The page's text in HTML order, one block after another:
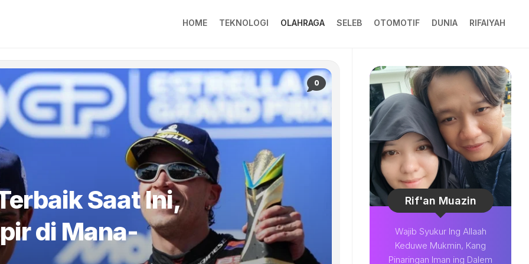
HOME TEKNOLOGI OLAHRAGA SELEB OTOMOTIF DUNIA RIFAIYAH
0
Saat Ini,
di Mana-
Rif'an Muazin
Wajib Syukur Ing Allaah
Keduwe Mukmin, Kang
Pinaringan Iman ing Dalem